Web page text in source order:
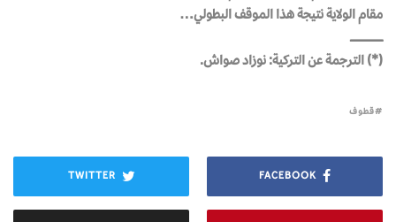
مقام الولاية نتيجة هذا الموقف البطولي…
ـــــــــــــــــــــــــــــــــــــ
(*) الترجمة عن التركية: نوزاد صواش.
قطوف
FACEBOOK
TWITTER